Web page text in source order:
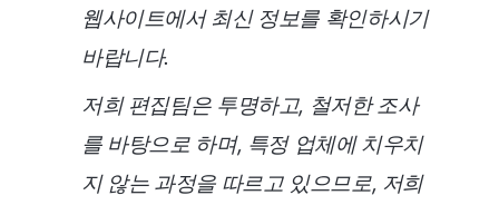
웹사이트에서 최신 정보를 확인하시기
바랍니다.
저희 편집팀은 투명하고, 철저한 조사
를 바탕으로 하며, 특정 업체에 치우치
지 않는 과정을 따르고 있으므로, 저희